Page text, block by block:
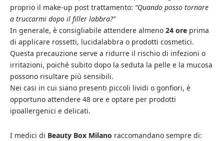
proprio il make-up post trattamento: “Quando posso tornare
a truccarmi dopo il filler labbra?”
In generale, è consigliabile attendere almeno 24 ore prima
di applicare rossetti, lucidalabbra o prodotti cosmetici.
Questa precauzione serve a ridurre il rischio di infezioni o
irritazioni, poiché subito dopo la seduta la pelle e la mucosa
possono risultare più sensibili.
Nei casi in cui siano presenti piccoli lividi o gonfiori, è
opportuno attendere 48 ore e optare per prodotti
ipoallergenici e delicati.
I medici di Beauty Box Milano raccomandano sempre di: